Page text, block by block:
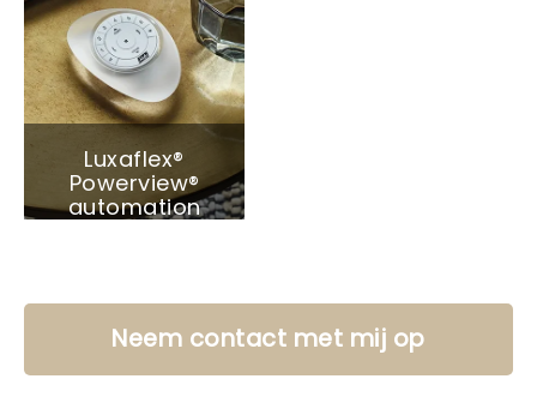
Luxaflex®
Powerview®
automation
Neem contact met mij op